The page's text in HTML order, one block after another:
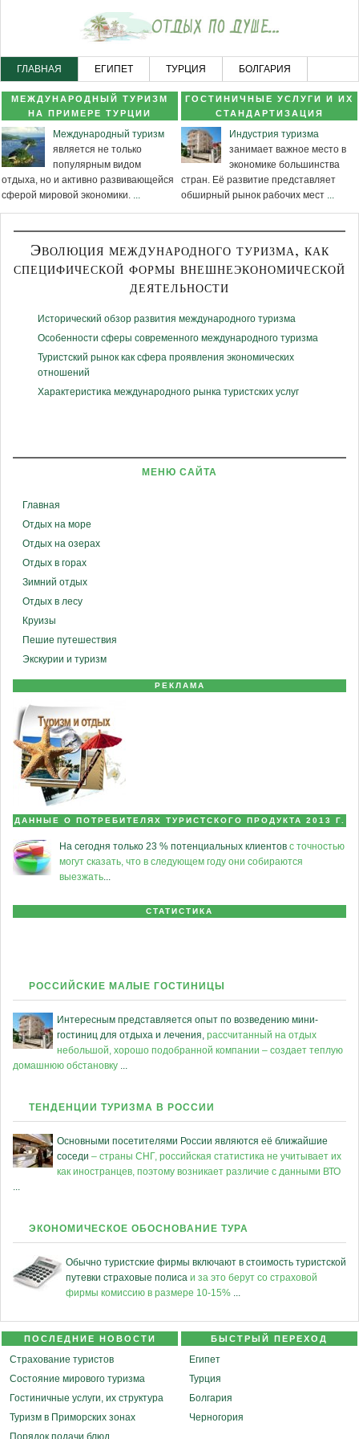
ГЛАВНАЯ ЕГИПЕТ ТУРЦИЯ БОЛГАРИЯ
ЧЕРНОГОРИЯ НОВОСТНОЙ РАЗДЕЛ КАРТА САЙТА
МЕЖДУНАРОДНЫЙ ТУРИЗМ
НА ПРИМЕРЕ ТУРЦИИ
Международный туризм
является не только
популярным видом
отдыха, но и активно развивающейся
сферой мировой экономики. ...
ГОСТИНИЧНЫЕ УСЛУГИ И ИХ
СТАНДАРТИЗАЦИЯ
Индустрия туризма
занимает важное место в
экономике большинства
стран. Её развитие представляет
обширный рынок рабочих мест ...
Эволюция международного туризма, как
специфической формы внешнеэкономической
деятельности
Исторический обзор развития международного туризма
Особенности сферы современного международного туризма
Туристский рынок как сфера проявления экономических
отношений
Характеристика международного рынка туристских услуг
МЕНЮ САЙТА
Главная
Отдых на море
Отдых на озерах
Отдых в горах
Зимний отдых
Отдых в лесу
Круизы
Пешие путешествия
Экскурии и туризм
РЕКЛАМА
ДАННЫЕ О ПОТРЕБИТЕЛЯХ ТУРИСТСКОГО ПРОДУКТА 2013 Г.
На сегодня только 23 % потенциальных клиентов с точностью
могут сказать, что в следующем году они собираются
выезжать...
СТАТИСТИКА
РОССИЙСКИЕ МАЛЫЕ ГОСТИНИЦЫ
Интересным представляется опыт по возведению мини-
гостиниц для отдыха и лечения, рассчитанный на отдых
небольшой, хорошо подобранной компании – создает теплую
домашнюю обстановку ...
ТЕНДЕНЦИИ ТУРИЗМА В РОССИИ
Основными посетителями России являются её ближайшие
соседи – страны СНГ, российская статистика не учитывает их
как иностранцев, поэтому возникает различие с данными ВТО
...
ЭКОНОМИЧЕСКОЕ ОБОСНОВАНИЕ ТУРА
Обычно туристские фирмы включают в стоимость туристской
путевки страховые полиса и за это берут со страховой
фирмы комиссию в размере 10-15% ...
ПОСЛЕДНИЕ НОВОСТИ
Страхование туристов
Состояние мирового туризма
Гостиничные услуги, их структура
Туризм в Приморских зонах
Порядок подачи блюд
БЫСТРЫЙ ПЕРЕХОД
Египет
Турция
Болгария
Черногория